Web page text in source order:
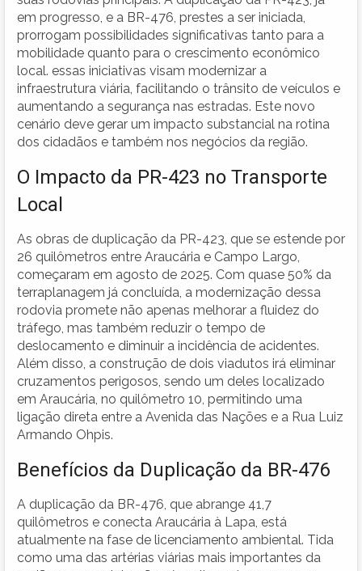
em progresso, e a BR-476, prestes a ser iniciada,
prorrogam possibilidades significativas tanto para a
mobilidade quanto para o crescimento econômico
local. essas iniciativas visam modernizar a
infraestrutura viária, facilitando o trânsito de veículos e
aumentando a segurança nas estradas. Este novo
cenário deve gerar um impacto substancial na rotina
dos cidadãos e também nos negócios da região.
O Impacto da PR-423 no Transporte
Local
As obras de duplicação da PR-423, que se estende por
26 quilômetros entre Araucária e Campo Largo,
começaram em agosto de 2025. Com quase 50% da
terraplanagem já concluída, a modernização dessa
rodovia promete não apenas melhorar a fluidez do
tráfego, mas também reduzir o tempo de
deslocamento e diminuir a incidência de acidentes.
Além disso, a construção de dois viadutos irá eliminar
cruzamentos perigosos, sendo um deles localizado
em Araucária, no quilômetro 10, permitindo uma
ligação direta entre a Avenida das Nações e a Rua Luiz
Armando Ohpis.
Benefícios da Duplicação da BR-476
A duplicação da BR-476, que abrange 41,7
quilômetros e conecta Araucária à Lapa, está
atualmente na fase de licenciamento ambiental. Tida
como uma das artérias viárias mais importantes da